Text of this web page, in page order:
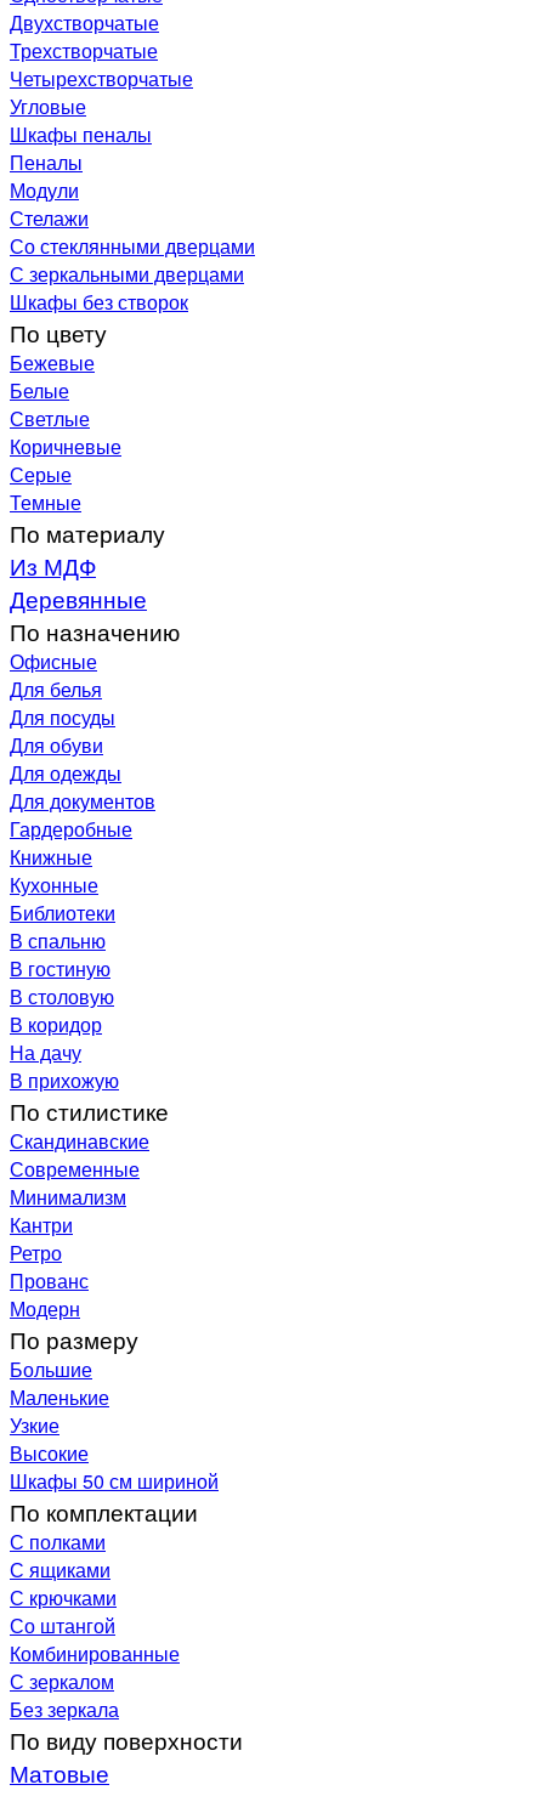
Двухстворчатые
Трехстворчатые
Четырехстворчатые
Угловые
Шкафы пеналы
Пеналы
Модули
Стелажи
Со стеклянными дверцами
С зеркальными дверцами
Шкафы без створок
По цвету
Бежевые
Белые
Светлые
Коричневые
Серые
Темные
По материалу
Из МДФ
Деревянные
По назначению
Офисные
Для белья
Для посуды
Для обуви
Для одежды
Для документов
Гардеробные
Книжные
Кухонные
Библиотеки
В спальню
В гостиную
В столовую
В коридор
На дачу
В прихожую
По стилистике
Скандинавские
Современные
Минимализм
Кантри
Ретро
Прованс
Модерн
По размеру
Большие
Маленькие
Узкие
Высокие
Шкафы 50 см шириной
По комплектации
С полками
С ящиками
С крючками
Со штангой
Комбинированные
С зеркалом
Без зеркала
По виду поверхности
Матовые